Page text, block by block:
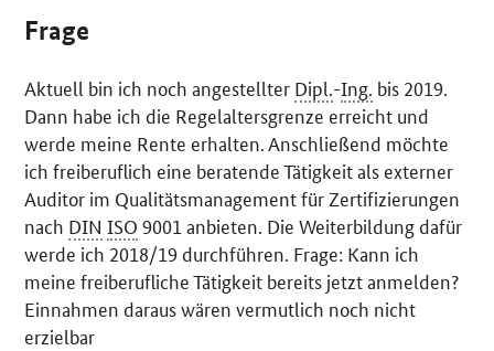
Frage
Aktuell bin ich noch angestellter Dipl.-Ing. bis 2019.
Dann habe ich die Regelaltersgrenze erreicht und
werde meine Rente erhalten. Anschließend möchte
ich freiberuflich eine beratende Tätigkeit als externer
Auditor im Qualitätsmanagement für Zertifizierungen
nach DIN ISO 9001 anbieten. Die Weiterbildung dafür
werde ich 2018/19 durchführen. Frage: Kann ich
meine freiberufliche Tätigkeit bereits jetzt anmelden?
Einnahmen daraus wären vermutlich noch nicht
erzielbar